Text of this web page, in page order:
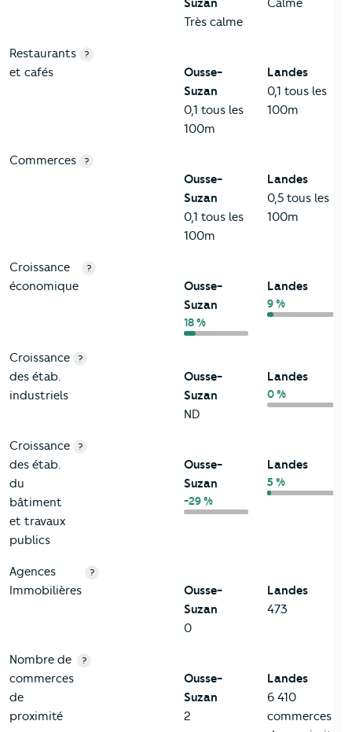
Très calme
Restaurants
et cafés
?
Ousse-
Suzan
0,1 tous les
100m
Landes
0,1 tous les
100m
Commerces ?
Ousse-
Suzan
0,1 tous les
100m
Landes
0,5 tous les
100m
Croissance
économique
?
Ousse-
Suzan
18 %
Landes
9 %
Croissance
des étab.
industriels
?
Ousse-
Suzan
ND
Landes
0 %
Croissance
des étab.
du
bâtiment
et travaux
publics
?
Ousse-
Suzan
-29 %
Landes
5 %
Agences
Immobilières
?
Ousse-
Suzan
0
Landes
473
Nombre de
commerces
de
proximité
?
Ousse-
Suzan
2
Landes
6 410
commerces